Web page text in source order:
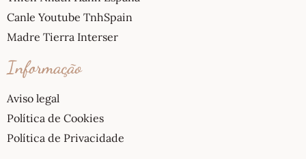
Canle Youtube TnhSpain
Madre Tierra Interser
Informação
Aviso legal
Política de Cookies
Política de Privacidade